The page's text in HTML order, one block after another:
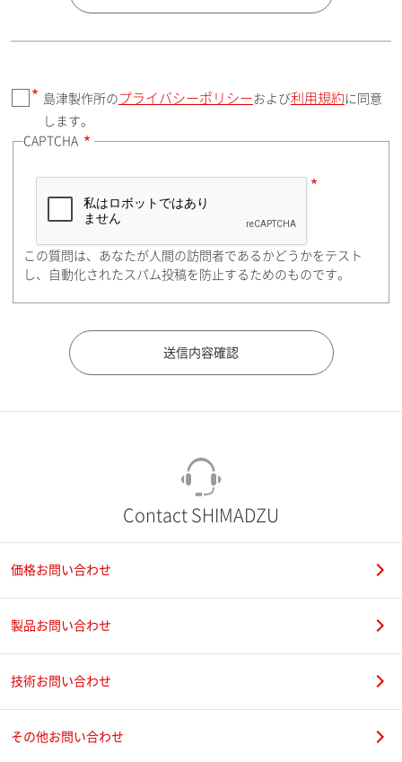
郵便番号（勤務先）
住所検索
都道府県（勤務先）
島津製作所の プライバシーポリシー および利用規約 に同意
します。
CAPTCHA
この質問は、あなたが人間の訪問者であるかどうかをテスト
し、自動化されたスパム投稿を防止するためのものです。
Contact SHIMADZU
価格お問い合わせ
製品お問い合わせ
技術お問い合わせ
その他お問い合わせ